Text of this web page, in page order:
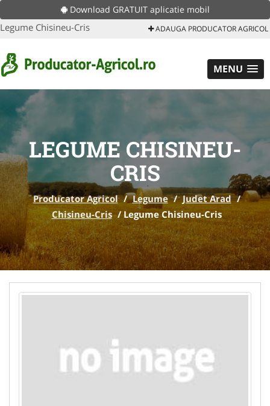
Download GRATUIT aplicatie mobil
Legume Chisineu-Cris ADAUGA PRODUCATOR AGRICOL
MENU
LEGUME CHISINEU-
CRIS
Producator Agricol / Legume / Judet Arad /
Chisineu-Cris /Legume Chisineu-Cris